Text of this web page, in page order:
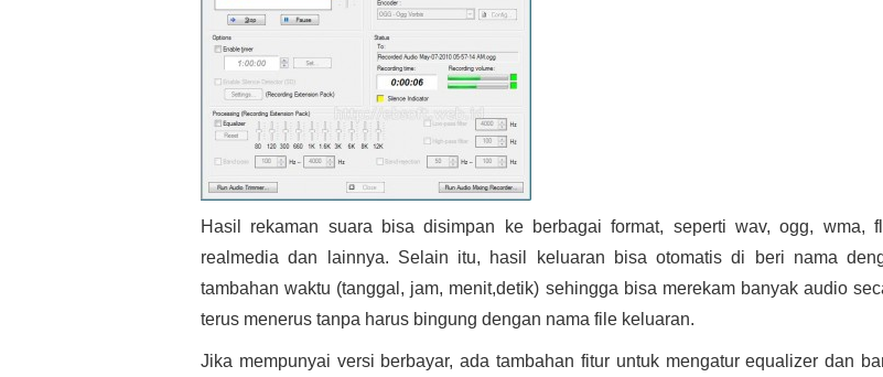
Hasil rekaman suara bisa disimpan ke berbagai format, seperti wav, ogg, wma,
realmedia dan lainnya. Selain itu, hasil keluaran bisa otomatis di beri nama
tambahan waktu (tanggal, jam, menit,detik) sehingga bisa merekam banyak audio
terus menerus tanpa harus bingung dengan nama file keluaran.
Jika mempunyai versi berbayar, ada tambahan fitur untuk mengatur equalizer dan